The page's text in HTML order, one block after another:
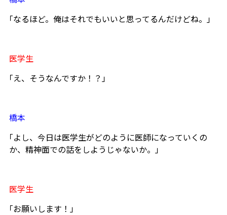
｢なるほど。俺はそれでもいいと思ってるんだけどね。｣
医学生
｢え、そうなんですか！？」
橋本
｢よし、今日は医学生がどのように医師になっていくの
か、精神面での話をしようじゃないか。｣
医学生
｢お願いします！」